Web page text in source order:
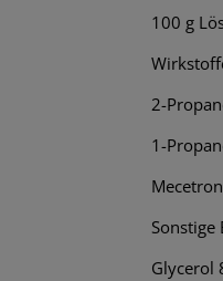
100 g
2-
1-
Sonstige
Glycerol